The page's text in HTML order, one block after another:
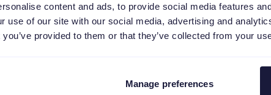
content and ads, to provide social media features
use of our site with our social media, advertising and
provided to them or that they’ve collected from your
Manage preferences
de activar un nuevo evento en la
entradas y los compradores tienen la